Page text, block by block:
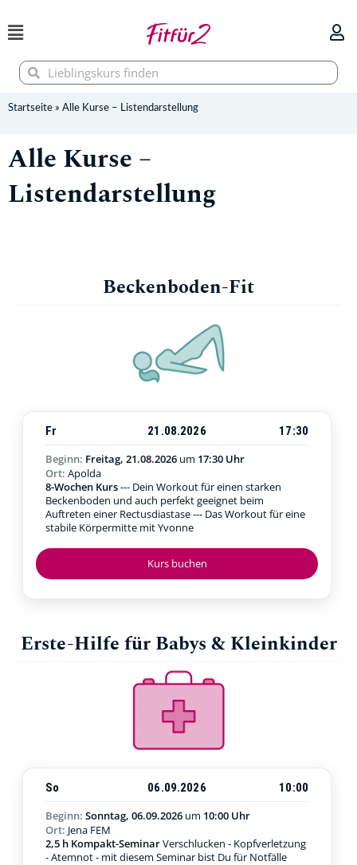
Inhalt
springen
SucheSuche
Startseite » Alle Kurse – Listendarstellung
Alle Kurse –
Listendarstellung
Beckenboden-Fit
Kurs buchen
Fr 21.08.2026
17:30
Beginn: Freitag, 21.08.2026 um 17:30 Uhr
Ort: Apolda
8-Wochen Kurs--- Dein Workout für einen starken
Beckenboden und auch perfekt geeignet beim
Auftreten einer Rectusdiastase --- Das Workout für eine
stabile Körpermitte mit Yvonne
Erste-Hilfe für Babys & Kleinkinder
So 06.09.2026
10:00
Beginn: Sonntag, 06.09.2026 um 10:00 Uhr
Ort: Jena FEM
2,5 h Kompakt-SeminarVerschlucken - Kopfverletzung
- Atemnot - mit diesem Seminar bist Du für Notfälle